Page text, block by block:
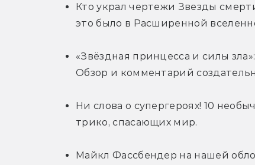
Кто украл чертежи Звезды
это было в Расширенной
«Звёздная принцесса и силы
Обзор и комментарий
Ни слова о супергероях! 10
трико, спасающих мир.
Майкл Фассбендер на нашей